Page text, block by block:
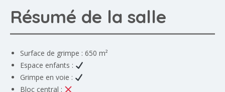
Résumé de la salle
Surface de grimpe : 650 m²
Espace enfants :
Grimpe en voie :
Bloc central :